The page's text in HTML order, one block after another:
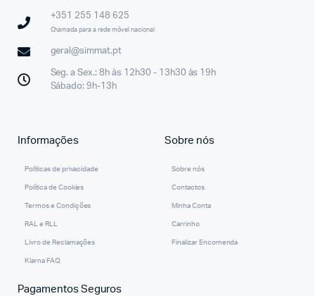
+351 255 148 625
Chamada para a rede móvel nacional
geral@simmat.pt
Seg. a Sex.: 8h às 12h30 - 13h30 às 19h
Sábado: 9h-13h
Informações
Políticas de privacidade
Política de Cookies
Termos e Condições
RAL e RLL
Livro de Reclamações
Klarna FAQ
Sobre nós
Sobre nós
Contactos
Minha Conta
Carrinho
Finalizar Encomenda
Pagamentos Seguros